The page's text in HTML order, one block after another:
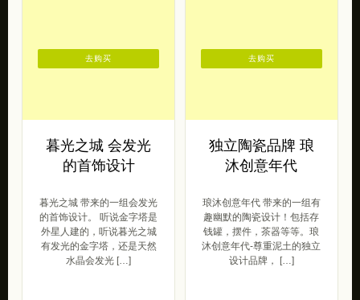
暮光之城 会发光
的首饰设计
暮光之城 带来的一组会发光
的首饰设计。 听说金字塔是
外星人建的，听说暮光之城
有发光的金字塔，还是天然
水晶会发光 […]
去购买
独立陶瓷品牌 琅
沐创意年代
琅沐创意年代 带来的一组有
趣幽默的陶瓷设计！包括存
钱罐，摆件，茶器等等。琅
沐创意年代-尊重泥土的独立
设计品牌， […]
去购买